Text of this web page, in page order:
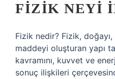
FIZIK NEYI
Fizik nedir? Fizik, doğayı,
maddeyi oluşturan yapı
kavramını, kuvvet ve
sonuç ilişkileri